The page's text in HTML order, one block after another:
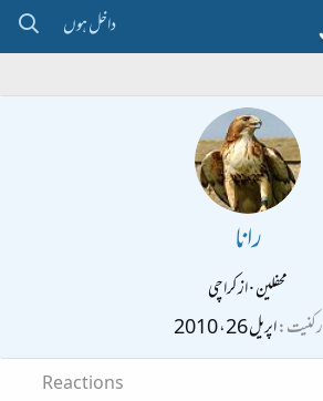
داخل ہوں
رانا
محفلین·ازکراچی
رکنیت اپریل 26، 2010
Reactions